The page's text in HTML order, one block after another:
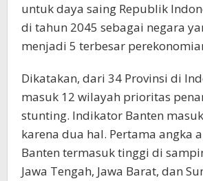
untuk daya saing Republik
di tahun 2045 sebagai negara
menjadi 5 terbesar
Dikatakan, dari 34 Provinsi di
masuk 12 wilayah prioritas
stunting. Indikator Banten
karena dua hal. Pertama angka
Banten termasuk tinggi di
Jawa Tengah, Jawa Barat, dan